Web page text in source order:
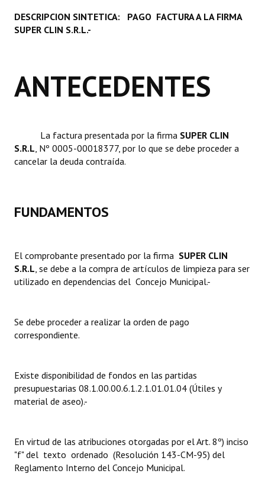
Constitución Nacional
Carta Orgánica 2007
Organigrama
Informes de Gestión
Dictámenes Asesoría Letrada
Actas de Sesión
Ejecución Presupuestaria
NORMATIVA
Comunicaciones
Resoluciones
DESCRIPCION SINTETICA: PAGO FACTURA A LA FIRMA
SUPER CLIN S.R.L.-
ANTECEDENTES
La factura presentada por la firma  SUPER CLIN
S.R.L, Nº 0005-00018377, por lo que se debe proceder a
cancelar la deuda contraída.
FUNDAMENTOS
El comprobante presentado por la firma  SUPER CLIN
S.R.L, se debe a la compra de artículos de limpieza para ser
utilizado en dependencias del Concejo Municipal.-
Se debe proceder a realizar la orden de pago
correspondiente.
Existe disponibilidad de fondos en las partidas
presupuestarias 08.1.00.00.6.1.2.1.01.01.04 (Útiles y
material de aseo).-
En virtud de las atribuciones otorgadas por el Art. 8º) inciso
"f" del texto ordenado (Resolución 143-CM-95) del
Reglamento Interno del Concejo Municipal.